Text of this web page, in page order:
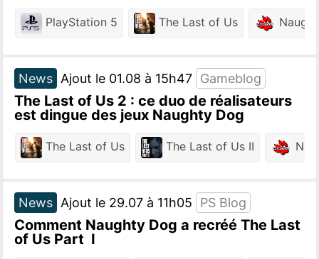
PlayStation 5 The Last of Us
News Ajout le 01.08 à 15h47 Gameblog
The Last of Us 2 : ce duo de réalisateurs
est dingue des jeux Naughty Dog
The Last of Us The Last of Us II
News Ajout le 29.07 à 11h05 PS Blog
Comment Naughty Dog a recréé The Last
of Us Part I